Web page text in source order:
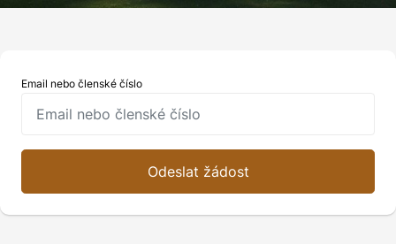
Email nebo členské číslo
Odeslat žádost